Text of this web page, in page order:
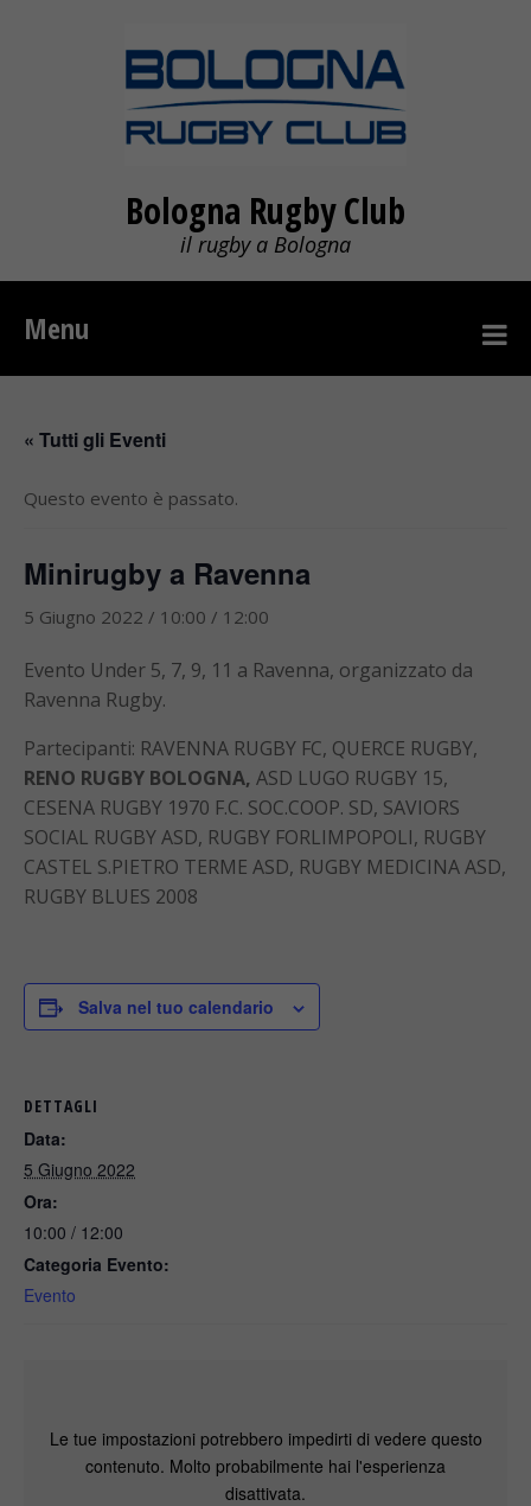
Bologna Rugby Club
il rugby a Bologna
Menu
« Tutti gli Eventi
Questo evento è passato.
Minirugby a Ravenna
5 Giugno 2022 / 10:00 / 12:00
Evento Under 5, 7, 9, 11 a Ravenna, organizzato da
Ravenna Rugby.
Partecipanti: RAVENNA RUGBY FC, QUERCE RUGBY,
RENO RUGBY BOLOGNA, ASD LUGO RUGBY 15,
CESENA RUGBY 1970 F.C. SOC.COOP. SD, SAVIORS
SOCIAL RUGBY ASD, RUGBY FORLIMPOPOLI, RUGBY
CASTEL S.PIETRO TERME ASD, RUGBY MEDICINA ASD,
RUGBY BLUES 2008
Salva nel tuo calendario
DETTAGLI
Data:
5 Giugno 2022
Ora:
10:00 / 12:00
Categoria Evento:
Evento
Le tue impostazioni potrebbero impedirti di vedere questo
contenuto. Molto probabilmente hai l'esperienza
disattivata.